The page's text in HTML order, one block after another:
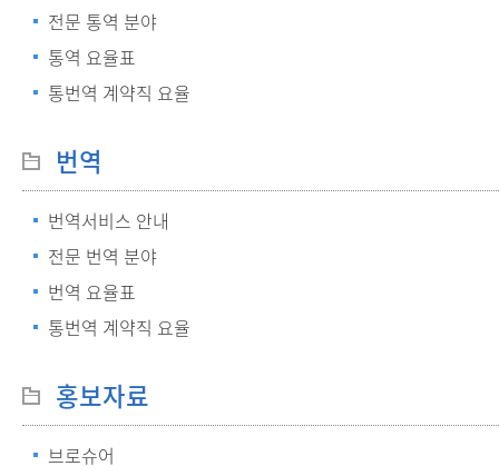
전문 통역 분야
통역 요율표
통번역 계약직 요율
번역
번역서비스 안내
전문 번역 분야
번역 요율표
통번역 계약직 요율
홍보자료
브로슈어